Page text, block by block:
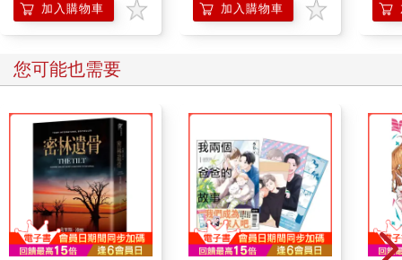
加入購物車 加入購物車
您可能也需要